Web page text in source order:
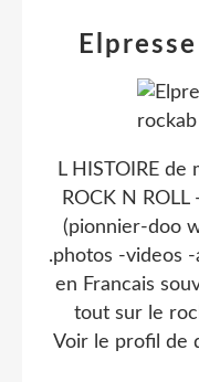
L HISTOIRE de
ROCK N
(pionnier-doo
.photos -videos
en Francais
tout sur le
Voir le profil de